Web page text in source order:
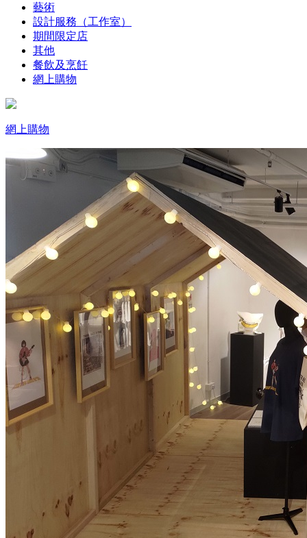
藝術
設計服務（工作室）
期間限定店
其他
餐飲及烹飪
網上購物
網上購物